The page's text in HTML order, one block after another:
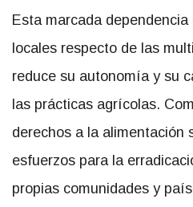
Esta marcada
locales respecto de las
reduce su autonomía y su
las prácticas agrícolas.
derechos a la alimentación
esfuerzos para la
propias comunidades y